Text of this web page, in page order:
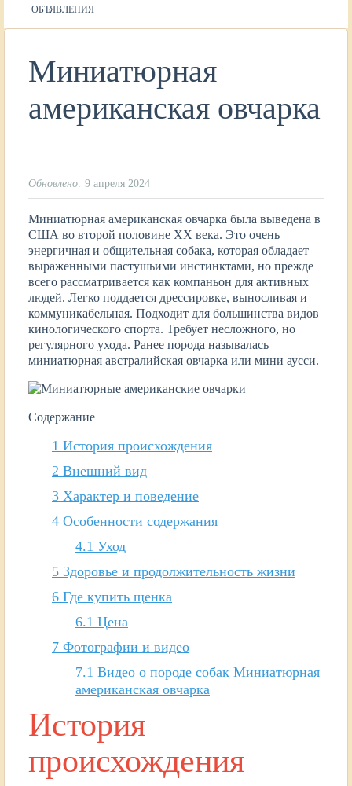
ОБЪЯВЛЕНИЯ
Миниатюрная
американская овчарка
Обновлено: 9 апреля 2024
Миниатюрная американская овчарка была выведена в
США во второй половине XX века. Это очень
энергичная и общительная собака, которая обладает
выраженными пастушьими инстинктами, но прежде
всего рассматривается как компаньон для активных
людей. Легко поддается дрессировке, выносливая и
коммуникабельная. Подходит для большинства видов
кинологического спорта. Требует несложного, но
регулярного ухода. Ранее порода называлась
миниатюрная австралийская овчарка или мини аусси.
Содержание
1 История происхождения
2 Внешний вид
3 Характер и поведение
4 Особенности содержания
4.1 Уход
5 Здоровье и продолжительность жизни
6 Где купить щенка
6.1 Цена
7 Фотографии и видео
7.1 Видео о породе собак Миниатюрная
американская овчарка
История
происхождения